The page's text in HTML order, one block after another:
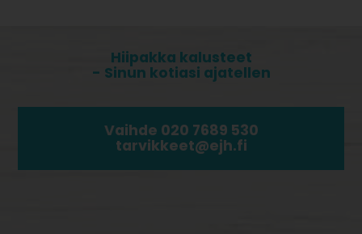
Hiipakka kalusteet
- Sinun kotiasi ajatellen
Vaihde 020 7689 530
tarvikkeet@ejh.fi